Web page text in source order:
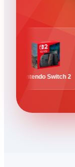
Nintendo Switch 2